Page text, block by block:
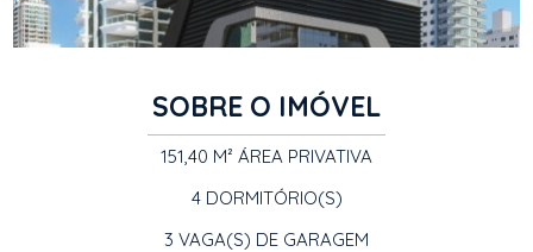
SOBRE O IMÓVEL
151,40 M² ÁREA PRIVATIVA
4DORMITÓRIO(S)
3 VAGA(S) DE GARAGEM